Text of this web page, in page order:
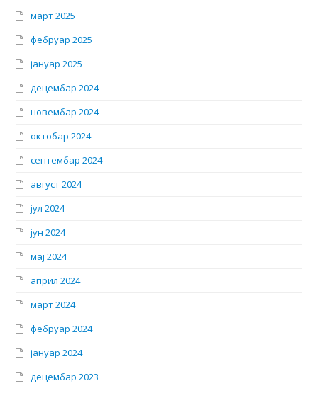
март 2025
фебруар 2025
јануар 2025
децембар 2024
новембар 2024
октобар 2024
септембар 2024
август 2024
јул 2024
јун 2024
мај 2024
април 2024
март 2024
фебруар 2024
јануар 2024
децембар 2023